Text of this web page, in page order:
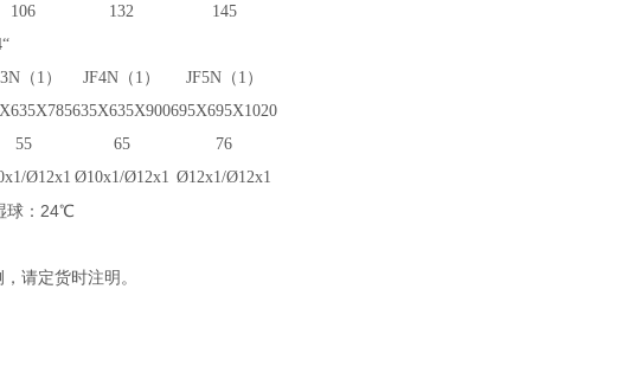
106 132
145
（1） JF4N（1）
JF5N（1）
635X635X900695X695X1020
55 65
76
Ø12x1 Ø10x1/Ø12x1 Ø12x1/Ø12x1
球：24℃
请定货时注明。